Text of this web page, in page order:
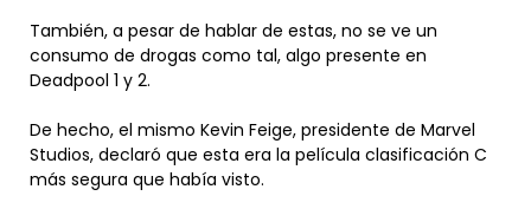
También, a pesar de hablar de estas, no se ve un
consumo de drogas como tal, algo presente en
Deadpool 1 y 2.
De hecho, el mismo Kevin Feige, presidente de Marvel
Studios, declaró que esta era la película clasificación C
más segura que había visto.